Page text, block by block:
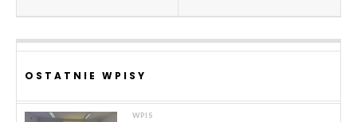
OSTATNIE WPISY
WPIS